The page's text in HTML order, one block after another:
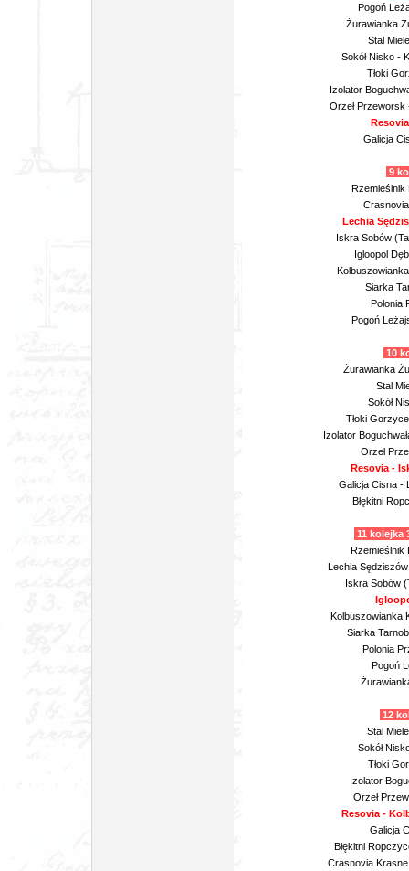
Pogoń
Żurawianka
Stal
Sokół Nisko -
Tłoki
Izolator
Orzeł Przeworsk
Galicja
9
Rzemieślnik
Lechia
Iskra Sobów
Igloopol
Siarka
Polonia
Pogoń
10
Żurawianka
Stal
Sokół
Tłoki
Izolator
Orzeł
Resovia -
Galicja Cisna -
Błękitni
11 kolejka
Rzemieślnik
Lechia Sędziszów
Iskra Sobów
Kolbuszowianka
Siarka
Polonia
Pogoń
12
Stal
Sokół
Tłoki
Izolator
Orzeł
Resovia -
Galicja
Błękitni
Crasnovia